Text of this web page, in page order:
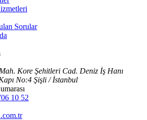
Sorular
Kore Şehitleri Cad. Deniz İş Hanı
No:4 Şişli / İstanbul
10 52